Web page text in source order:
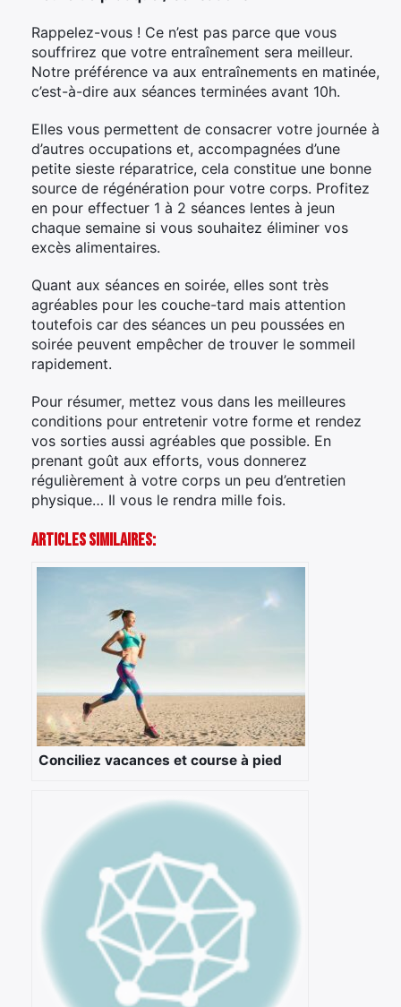
Rappelez-vous ! Ce n’est pas parce que vous
souffrirez que votre entraînement sera meilleur.
Notre préférence va aux entraînements en matinée,
c’est-à-dire aux séances terminées avant 10h.
Elles vous permettent de consacrer votre journée à
d’autres occupations et, accompagnées d’une
petite sieste réparatrice, cela constitue une bonne
source de régénération pour votre corps. Profitez
en pour effectuer 1 à 2 séances lentes à jeun
chaque semaine si vous souhaitez éliminer vos
excès alimentaires.
Quant aux séances en soirée, elles sont très
agréables pour les couche-tard mais attention
toutefois car des séances un peu poussées en
soirée peuvent empêcher de trouver le sommeil
rapidement.
Pour résumer, mettez vous dans les meilleures
conditions pour entretenir votre forme et rendez
vos sorties aussi agréables que possible. En
prenant goût aux efforts, vous donnerez
régulièrement à votre corps un peu d’entretien
physique… Il vous le rendra mille fois.
Articles Similaires:
Conciliez vacances et course à pied
Rechercher